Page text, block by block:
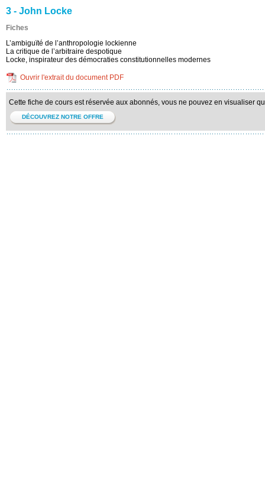
3 - John Locke
Fiches
L’ambiguïté de l’anthropologie lockienne
La critique de l’arbitraire despotique
Locke, inspirateur des démocraties constitutionnelles modernes
Ouvrir l'extrait du document PDF
Cette fiche de cours est réservée aux abonnés, vous ne pouvez en visualiser
DÉCOUVREZ NOTRE OFFRE